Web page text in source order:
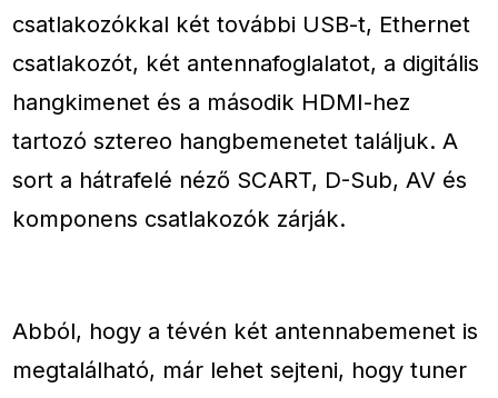
csatlakozókkal két további USB-t, Ethernet
csatlakozót, két antennafoglalatot, a digitális
hangkimenet és a második HDMI-hez
tartozó sztereo hangbemenetet találjuk. A
sort a hátrafelé néző SCART, D-Sub, AV és
komponens csatlakozók zárják.
Abból, hogy a tévén két antennabemenet is
megtalálható, már lehet sejteni, hogy tuner